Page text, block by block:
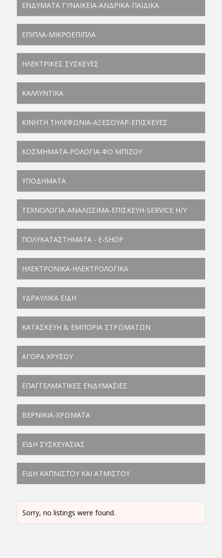
ΕΝΔΥΜΑΤΑ ΓΥΝΑΙΚΕΙΑ-ΑΝΔΡΙΚΑ-ΠΑΙΔΙΚΑ
ΕΠΙΠΛΑ-ΜΙΚΡΟΕΠΙΠΛΑ
ΗΛΕΚΤΡΙΚΕΣ ΣΥΣΚΕΥΕΣ
ΚΑΛΛΥΝΤΙΚΑ
ΚΙΝΗΤΗ ΤΗΛΕΦΩΝΙΑ-ΑΞΕΣΟΥΑΡ-ΕΠΙΣΚΕΥΕΣ
ΚΟΣΜΗΜΑΤΑ-ΡΟΛΟΓΙΑ-ΦΟ ΜΠΙΖΟΥ
ΥΠΟΔΗΜΑΤΑ
ΤΕΧΝΟΛΟΓΙΑ-ΑΝΑΛΩΣΙΜΑ-ΕΠΙΣΚΕΥΗ-SERVICE Η/Υ
ΠΟΛΥΚΑΤΑΣΤΗΜΑΤΑ - E-SHOP
ΗΛΕΚΤΡΟΝΙΚΑ-ΗΛΕΚΤΡΟΛΟΓΙΚΑ
ΥΔΡΑΥΛΙΚΑ ΕΙΔΗ
ΚΑΤΑΣΚΕΥΗ & ΕΜΠΟΡΙΑ ΣΤΡΩΜΑΤΩΝ
ΑΓΟΡΑ ΧΡΥΣΟΥ
ΕΠΑΓΓΕΛΜΑΤΙΚΕΣ ΕΝΔΥΜΑΣΙΕΣ
ΒΕΡΝΙΚΙΑ-ΧΡΩΜΑΤΑ
ΕΙΔΗ ΣΥΣΚΕΥΑΣΙΑΣ
ΕΙΔΗ ΚΑΠΝΙΣΤΟΥ ΚΑΙ ΑΤΜΙΣΤΟΥ
Sorry, no listings were found.